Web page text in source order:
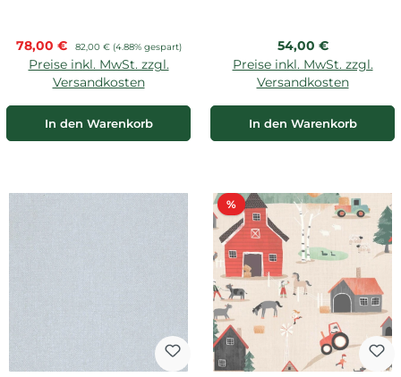
Verkaufspreis:
78,00 € Regulärer Preis:
82,00 € (4.88% gespart)
Preise inkl. MwSt. zzgl.
Versandkosten
In den Warenkorb
Regulärer Preis:
54,00 €
Preise inkl. MwSt. zzgl.
Versandkosten
In den Warenkorb
%Rabatt